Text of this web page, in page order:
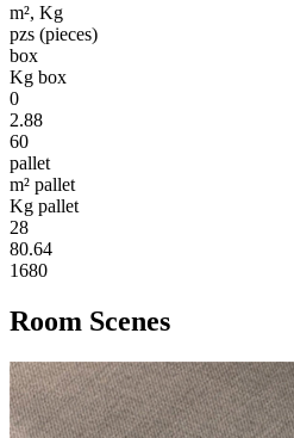
m², Kg
pzs (pieces)
box
Kg box
0
2.88
60
pallet
m² pallet
Kg pallet
28
80.64
1680
Room Scenes